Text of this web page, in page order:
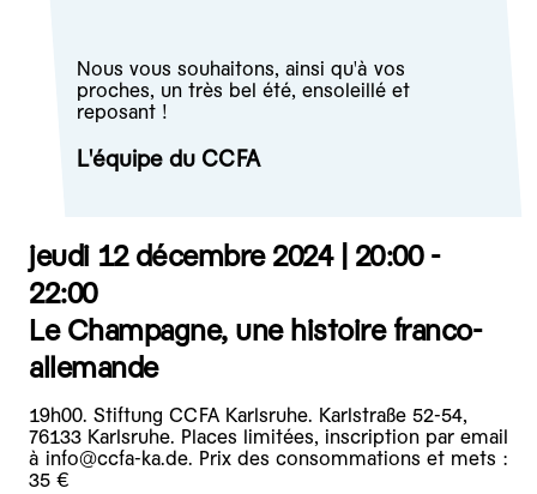
Nous vous souhaitons, ainsi qu'à vos
proches, un très bel été, ensoleillé et
reposant !
L'équipe du CCFA
jeudi 12 décembre 2024 | 20:00 -
22:00
Le Champagne, une histoire franco-
allemande
19h00. Stiftung CCFA Karlsruhe. Karlstraße 52-54,
76133 Karlsruhe. Places limitées, inscription par email
à info@ccfa-ka.de. Prix des consommations et mets :
35 €